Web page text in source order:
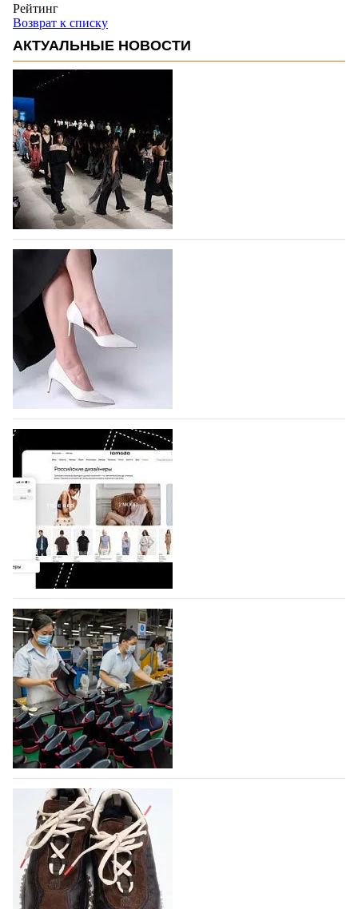
Рейтинг
Возврат к списку
АКТУАЛЬНЫЕ НОВОСТИ
На участие в Московской неделе моды
подано 1047 заявок
На участие в седьмой Московской неделе моды,
которая пройдет в российской столице с 26 сентября
по 1 октября, уже подано 1047 заявок. Примерно
половину из них (494) прислали дизайнеры,
коллекции которых не были представлены в…
07.08.2026 490
BALLINA представит свои новинки на Euro
Shoes
Компания BALLINA Guangzhou Lihuang Footwear
Co., Ltd., основанная в 2011 году и расположенная в
Гуанчжоу, столице моды Китая, является
профессиональной обувной компанией,
объединяющей разработку, производство и…
07.08.2026 346
На платформе Lamoda - новый раздел и
условия продвижения локальных
дизайнерских марок
Российский маркетплейс Lamoda решил обновить
раздел для продажи продукции локальных
дизайнерских марок одежды, обуви и аксессуаров.
Бренды также получат маркетинговую…
06.08.2026 509
Объем мирового производства обуви в
2025 году практически не увеличился
В 2025 году мировое производство обуви
практически не изменилось, зафиксировав
незначительный рост на 0,1% до 24,6 млрд пар, -